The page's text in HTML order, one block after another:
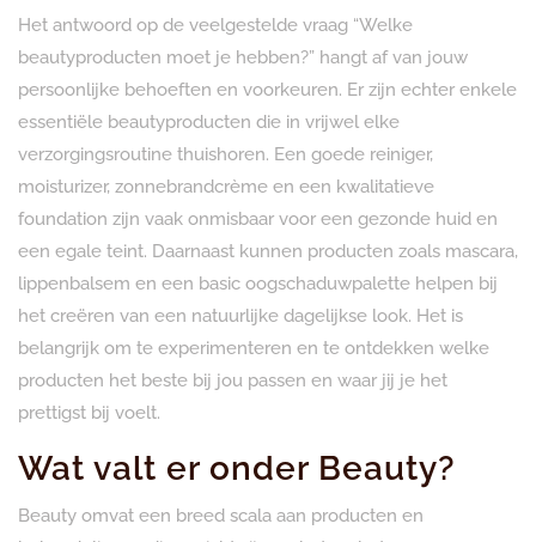
Het antwoord op de veelgestelde vraag “Welke
beautyproducten moet je hebben?” hangt af van jouw
persoonlijke behoeften en voorkeuren. Er zijn echter enkele
essentiële beautyproducten die in vrijwel elke
verzorgingsroutine thuishoren. Een goede reiniger,
moisturizer, zonnebrandcrème en een kwalitatieve
foundation zijn vaak onmisbaar voor een gezonde huid en
een egale teint. Daarnaast kunnen producten zoals mascara,
lippenbalsem en een basic oogschaduwpalette helpen bij
het creëren van een natuurlijke dagelijkse look. Het is
belangrijk om te experimenteren en te ontdekken welke
producten het beste bij jou passen en waar jij je het
prettigst bij voelt.
Wat valt er onder Beauty?
Beauty omvat een breed scala aan producten en